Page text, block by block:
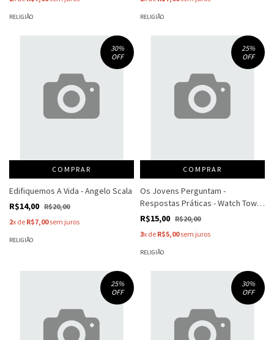
RELIGIÃO RELIGIÃO
30%
OFF
COMPRAR
Edifiquemos A Vida - Angelo Scala
R$14,00 R$20,00
2x de R$7,00sem juros
RELIGIÃO
25%
OFF
COMPRAR
Os Jovens Perguntam -
Respostas Práticas - Watch Tower
Bible
R$15,00 R$20,00
3x de R$5,00sem juros
RELIGIÃO
25%
OFF
30%
OFF